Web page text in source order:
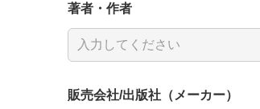
著者・作者
販売会社/出版社（メーカー）